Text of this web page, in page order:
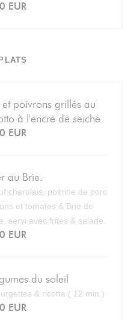
EUR
poivrons grillés au
à l'encre de seiche
EUR
au Brie.
charolais, poitrine de porc
et tomates & Brie de
servi avec frites & salade.
EUR
du soleil
& ricotta ( 12 min.)
EUR